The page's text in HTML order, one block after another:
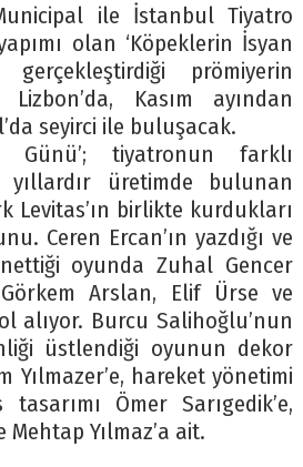
ile İstanbul Tiyatro
olan ‘Köpeklerin İsyan
gerçekleştirdiği prömiyerin
Lizbon’da, Kasım ayından
seyirci ile buluşacak.
Günü’; tiyatronun farklı
üretimde bulunan
Levitas’ın birlikte kurdukları
Ceren Ercan’ın yazdığı ve
oyunda Zuhal Gencer
Arslan, Elif Ürse ve
alıyor. Burcu Salihoğlu’nun
üstlendiği oyunun dekor
Yılmazer’e, hareket yönetimi
tasarımı Ömer Sarıgedik’e,
Mehtap Yılmaz’a ait.